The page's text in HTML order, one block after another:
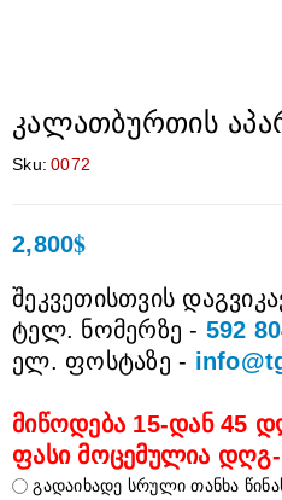
კალათბურთის
Sku: 0072
2,800$
შეკვეთისთვის
ტელ. ნომერზე - 592
ელ. ფოსტაზე -
მიწოდება 15-დან 45
ფასი მოცემულია დღგ-
გადაიხადე სრული თანხა